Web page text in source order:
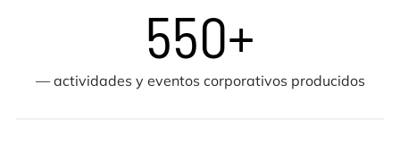
550+
— actividades y eventos corporativos producidos